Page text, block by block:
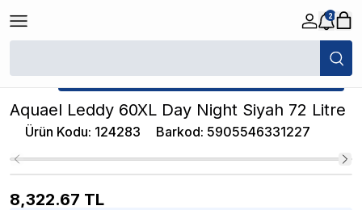
2
/ Aquael Leddy 60XL Day Night Siyah 72 Litre
★ Atakan Petshop, Aquael yetkili satıcısıdır.
Aquael Leddy 60XL Day Night Siyah 72 Litre
Ürün Kodu: 124283 Barkod: 5905546331227
8,322.67 TL